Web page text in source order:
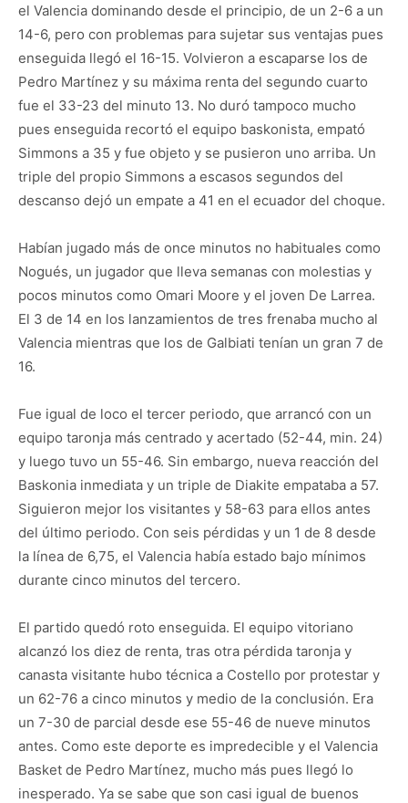
el Valencia dominando desde el principio, de un 2-6 a un
14-6, pero con problemas para sujetar sus ventajas pues
enseguida llegó el 16-15. Volvieron a escaparse los de
Pedro Martínez y su máxima renta del segundo cuarto
fue el 33-23 del minuto 13. No duró tampoco mucho
pues enseguida recortó el equipo baskonista, empató
Simmons a 35 y fue objeto y se pusieron uno arriba. Un
triple del propio Simmons a escasos segundos del
descanso dejó un empate a 41 en el ecuador del choque.
Habían jugado más de once minutos no habituales como
Nogués, un jugador que lleva semanas con molestias y
pocos minutos como Omari Moore y el joven De Larrea.
El 3 de 14 en los lanzamientos de tres frenaba mucho al
Valencia mientras que los de Galbiati tenían un gran 7 de
16.
Fue igual de loco el tercer periodo, que arrancó con un
equipo taronja más centrado y acertado (52-44, min. 24)
y luego tuvo un 55-46. Sin embargo, nueva reacción del
Baskonia inmediata y un triple de Diakite empataba a 57.
Siguieron mejor los visitantes y 58-63 para ellos antes
del último periodo. Con seis pérdidas y un 1 de 8 desde
la línea de 6,75, el Valencia había estado bajo mínimos
durante cinco minutos del tercero.
El partido quedó roto enseguida. El equipo vitoriano
alcanzó los diez de renta, tras otra pérdida taronja y
canasta visitante hubo técnica a Costello por protestar y
un 62-76 a cinco minutos y medio de la conclusión. Era
un 7-30 de parcial desde ese 55-46 de nueve minutos
antes. Como este deporte es impredecible y el Valencia
Basket de Pedro Martínez, mucho más pues llegó lo
inesperado. Ya se sabe que son casi igual de buenos